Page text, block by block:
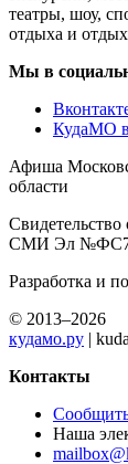
театры, шоу,
отдыха и
Мы в
КудаМО в
Афиша
области
Свидетельство
СМИ Эл
Разработка и
© 2013–2026
кудамо.ру |
Контакты
Наша